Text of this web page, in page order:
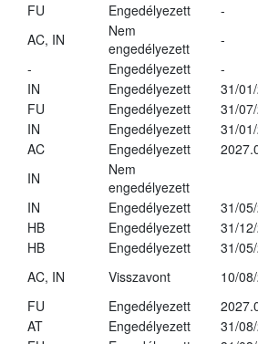
FU Engedélyezett
-
AC, IN
Nem
engedélyezett
-
- Engedélyezett
-
IN Engedélyezett
31/
FU Engedélyezett
31/
IN Engedélyezett
31/
AC Engedélyezett
IN
Nem
engedélyezett
IN Engedélyezett
31/
HB Engedélyezett
31/
HB Engedélyezett
31/
AC, IN Visszavont
10/
FU Engedélyezett
AT Engedélyezett
31/